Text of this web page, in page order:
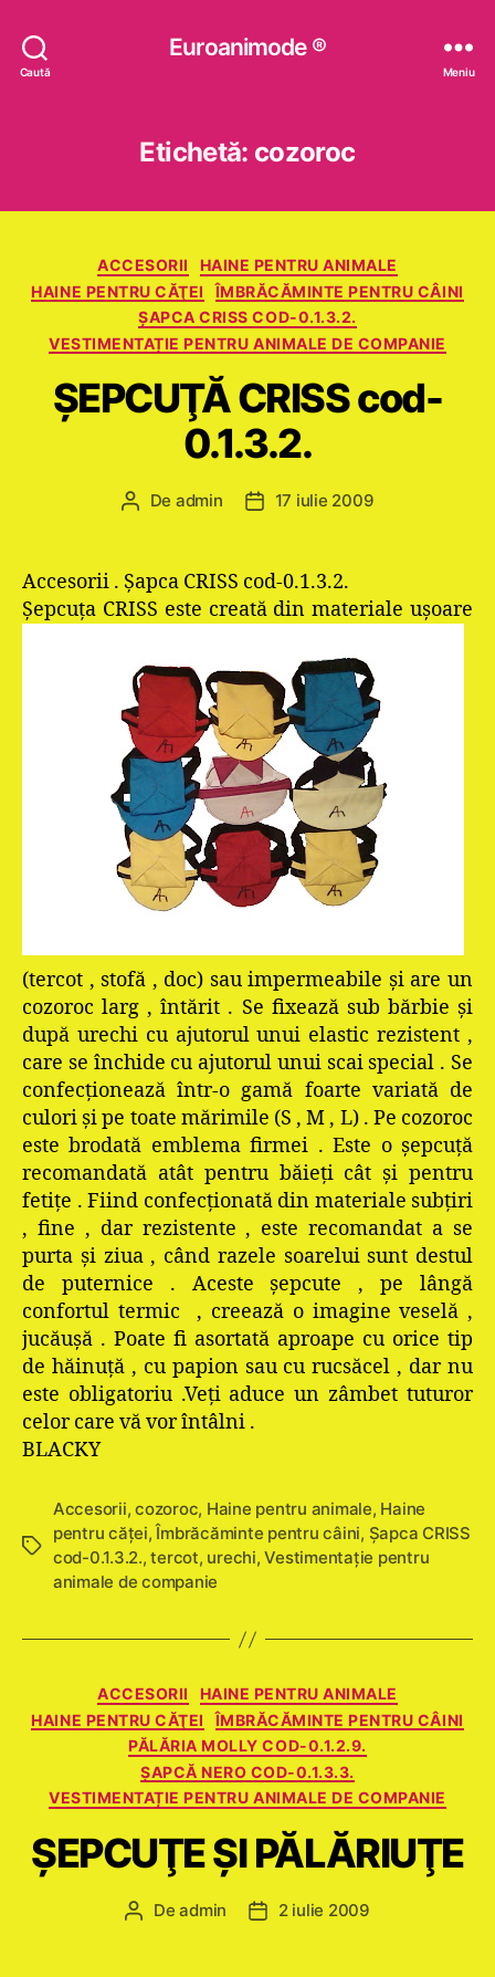
Caută
Euroanimode ®
Meniu
Etichetă: cozoroc
Categorii
ACCESORII
HAINE PENTRU ANIMALE
HAINE PENTRU CĂŢEI
ÎMBRĂCĂMINTE PENTRU CÂINI
ŞAPCA CRISS COD-0.1.3.2.
VESTIMENTAȚIE PENTRU ANIMALE DE COMPANIE
ŞEPCUŢĂ CRISS cod-
0.1.3.2.
Autor
De admin
Dată17 iulie 2009
Accesorii . Şapca CRISS cod-0.1.3.2.
Şepcuţa CRISS este creată din materiale uşoare
(tercot , stofă , doc) sau impermeabile şi are un
cozoroc larg , întărit . Se fixează sub bărbie şi
după urechi cu ajutorul unui elastic rezistent ,
care se închide cu ajutorul unui scai special . Se
confecţionează într-o gamă foarte variată de
culori şi pe toate mărimile (S , M , L) . Pe cozoroc
este brodată emblema firmei . Este o şepcuţă
recomandată atât pentru băieţi cât şi pentru
fetiţe . Fiind confecţionată din materiale subţiri
, fine , dar rezistente , este recomandat a se
purta şi ziua , când razele soarelui sunt destul
de puternice . Aceste şepcute , pe lângă
confortul termic , creează o imagine veselă ,
jucăuşă . Poate fi asortată aproape cu orice tip
de hăinuţă , cu papion sau cu rucsăcel , dar nu
este obligatoriu .Veţi aduce un zâmbet tuturor
celor care vă vor întâlni .
BLACKY
Etichete
Accesorii,cozoroc, Haine pentru animale, Haine
pentru căţei,Îmbrăcăminte pentru câini, Şapca CRISS
cod-0.1.3.2.,tercot, urechi,Vestimentație pentru
animale de companie
Categorii
ACCESORII
HAINE PENTRU ANIMALE
HAINE PENTRU CĂŢEI
ÎMBRĂCĂMINTE PENTRU CÂINI
PĂLĂRIA MOLLY COD-0.1.2.9.
ŞAPCĂ NERO COD-0.1.3.3.
VESTIMENTAȚIE PENTRU ANIMALE DE COMPANIE
ŞEPCUŢE ŞI PĂLĂRIUŢE
Autor
Deadmin
Dată2 iulie 2009